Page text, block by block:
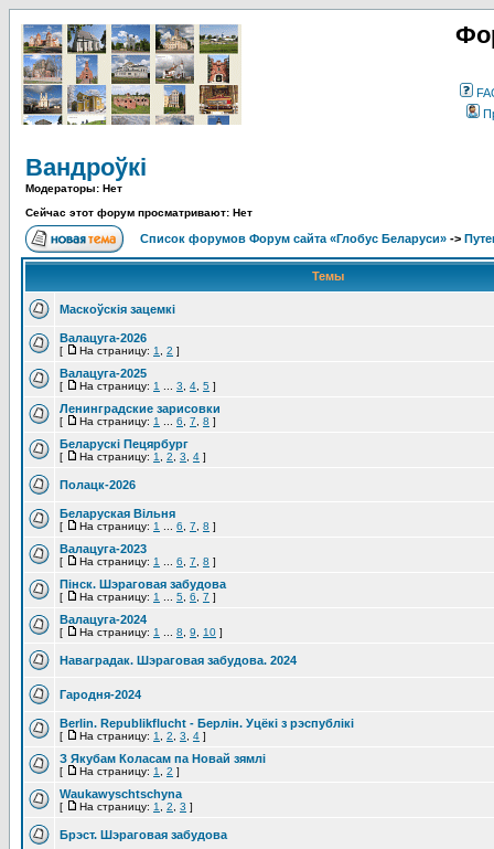
Вандроўкі
Модераторы: Нет
Сейчас этот форум просматривают: Нет
Список форумов Форум сайта «Глобус Беларуси» ->
Темы
Маскоўскія зацемкі
Валацуга-2026
[ На страницу: 1 2 ]
Валацуга-2025
[ На страницу: 1 3 4 5 ]
Ленинградские зарисовки
[ На страницу: 1 6 7 8 ]
Беларускі Пецярбург
[ На страницу: 1 2 3 4 ]
Полацк-2026
Беларуская Вільня
[ На страницу: 1 6 7 8 ]
Валацуга-2023
[ На страницу: 1 6 7 8 ]
Пінск. Шэраговая забудова
[ На страницу: 1 5 6 7 ]
Валацуга-2024
[ На страницу: 1 8 9 10 ]
Наваградак. Шэраговая забудова. 2024
Гародня-2024
Berlin. Republikflucht - Берлін. Уцёкі з рэспублікі
[ На страницу: 1 2 3 4 ]
З Якубам Коласам па Новай зямлі
[ На страницу: 1 2 ]
Waukаwyschtschyna
[ На страницу: 1 2 3 ]
Брэст. Шэраговая забудова